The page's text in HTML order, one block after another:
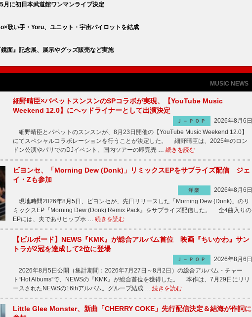
に初日本武道館ワンマンライブ決定
歌い手・Yoru、ユニット・宇宙パイロットを結成
面』記念展、展示やグッズ販売など実施
MUSIC NEWS
細野晴臣×パペットスンスンのSPコラボが実現、【YouTube Music
Weekend 12.0】にヘッドライナーとして出演決定
Ｊ－ＰＯＰ
2026年8月6日
細野晴臣とパペットのスンスンが、8月23日開催の【YouTube Music Weekend 12.0】
にてスペシャルコラボレーションを行うことが決定した。 細野晴臣は、2025年のロン
ドン公演やパリでのDJイベント、国内ツアーの即完売 … 続きを読む
ビヨンセ、「Morning Dew (Donk)」リミックスEPをサプライズ配信 ジェ
イ・Zも参加
洋楽
2026年8月6日
現地時間2026年8月5日、ビヨンセが、先日リリースした「Morning Dew (Donk)」のリ
ミックスEP『Morning Dew (Donk) Remix Pack』をサプライズ配信した。 全4曲入りの
EPには、夫でありヒップホ … 続きを読む
【ビルボード】NEWS『KMK』が総合アルバム首位 映画『ちいかわ』サン
トラが2冠を達成して2位に登場
Ｊ－ＰＯＰ
2026年8月6日
2026年8月5日公開（集計期間：2026年7月27日～8月2日）の総合アルバム・チャー
ト“Hot Albums”で、NEWSの『KMK』が総合首位を獲得した。 本作は、7月29日にリリ
ースされたNEWSの16thアルバム。グループ結成 … 続きを読む
Little Glee Monster、新曲「CHERRY COKE」先行配信決定＆結海が作詞に